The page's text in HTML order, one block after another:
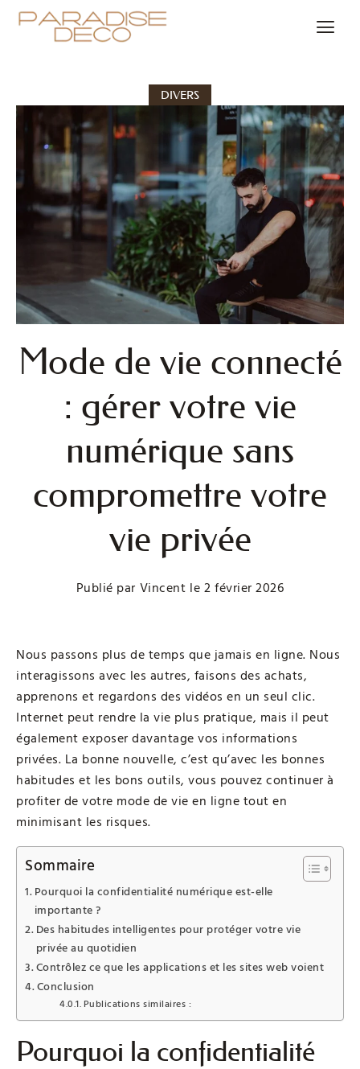
DIVERS
Mode de vie connecté
: gérer votre vie
numérique sans
compromettre votre
vie privée
Publié par Vincent le 2 février 2026
Nous passons plus de temps que jamais en ligne. Nous
interagissons avec les autres, faisons des achats,
apprenons et regardons des vidéos en un seul clic.
Internet peut rendre la vie plus pratique, mais il peut
également exposer davantage vos informations
privées. La bonne nouvelle, c’est qu’avec les bonnes
habitudes et les bons outils, vous pouvez continuer à
profiter de votre mode de vie en ligne tout en
minimisant les risques.
Sommaire
Pourquoi la confidentialité numérique est-elle
importante ?
Des habitudes intelligentes pour protéger votre vie
privée au quotidien
Contrôlez ce que les applications et les sites web voient
Conclusion
Publications similaires :
Pourquoi la confidentialité